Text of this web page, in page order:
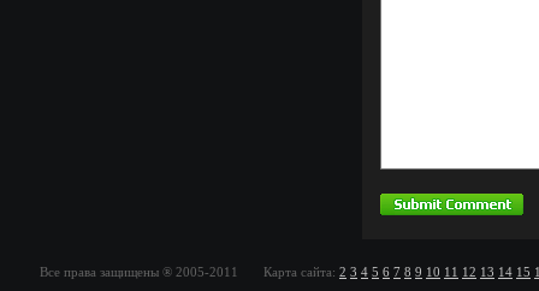
Все права защищены ® 2005-2011 Карта сайта: 2 3 4 5 6 7 8 9 10 11 12 13 14 15